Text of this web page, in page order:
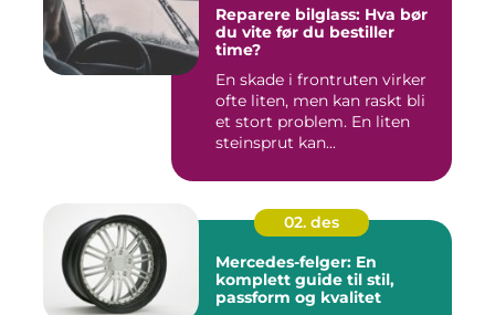
Reparere bilglass: Hva bør
du vite før du bestiller
time?
En skade i frontruten virker
ofte liten, men kan raskt bli
et stort problem. En liten
steinsprut kan...
02. des
Mercedes-felger: En
komplett guide til stil,
passform og kvalitet